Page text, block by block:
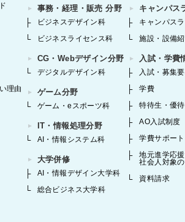
理由
事務・経理・販売 分野
ビジネスデザイン科
ビジネスライセンス科
CG・Webデザイン分野
デジタルデザイン科
ゲーム分野
ゲーム・eスポーツ科
IT・情報処理分野
AI・情報システム科
大学併修
AI・情報デザイン大学科
総合ビジネス大学科
キャンパス
キャンパス
施設・設備
入試・学費
入試・募集
学費
特待生・優
AO入試制度
学費サポー
地元進学応援
社会人対象
資料請求